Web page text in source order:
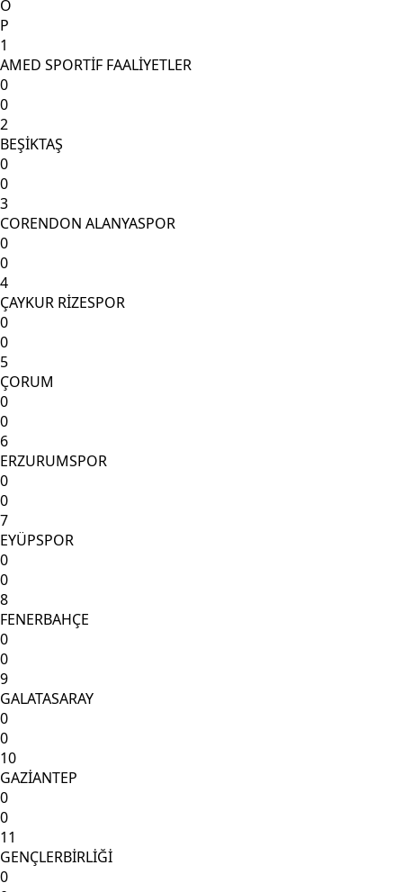
O
P
1
AMED SPORTİF FAALİYETLER
0
0
2
BEŞİKTAŞ
0
0
3
CORENDON ALANYASPOR
0
0
4
ÇAYKUR RİZESPOR
0
0
5
ÇORUM
0
0
6
ERZURUMSPOR
0
0
7
EYÜPSPOR
0
0
8
FENERBAHÇE
0
0
9
GALATASARAY
0
0
10
GAZİANTEP
0
0
11
GENÇLERBİRLİĞİ
0